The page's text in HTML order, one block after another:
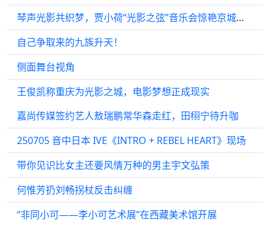
琴声光影共织梦，贾小荷“光影之弦”音乐会惊艳京城，探索跨界艺术新维度
自己争取来的九族升天！
侧面舞台视角
王俊凯称重庆为光影之城，电影梦想正成现实
嘉尚传媒签约艺人敖瑞鹏常华森走红，田栩宁待升咖
250705 音中日本 IVE《INTRO + REBEL HEART》现场
带你见识比女主还要风情万种的男主宇文弘策
何惟芳扔刘畅拐杖反击纠缠
“非同小可——李小可艺术展”在西藏美术馆开展